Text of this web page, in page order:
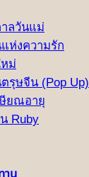
ลวันแม่
ห่งความรัก
ม่
รุษจีน (Pop Up)
ยณอายุ
Ruby
าน